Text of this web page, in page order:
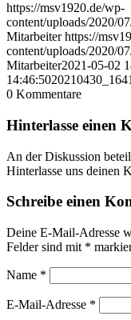
https://msv1920.de/wp-
content/uploads/2020/
Mitarbeiter https://
content/uploads/2020/
Mitarbeiter2021-05-02
14:46:50
0 Kommentare
Hinterlasse einen
An der Diskussion
Hinterlasse uns deinen
Schreibe einen
Deine E-Mail-Adresse
Felder sind mit *
Name *
E-Mail-Adresse *